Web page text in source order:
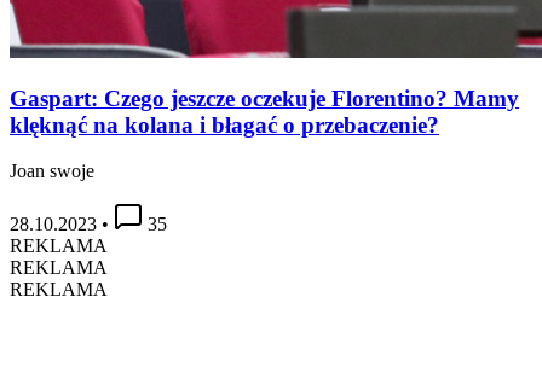
Gaspart: Czego jeszcze oczekuje Florentino? Mamy
klęknąć na kolana i błagać o przebaczenie?
Joan swoje
28.10.2023 •
35
REKLAMA
REKLAMA
REKLAMA